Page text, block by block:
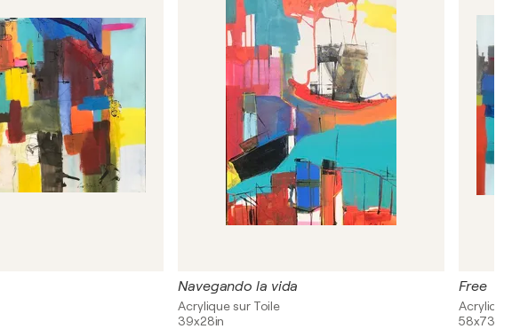
Navegando la vida
Acrylique sur Toile
39x28in
Free
58x73in